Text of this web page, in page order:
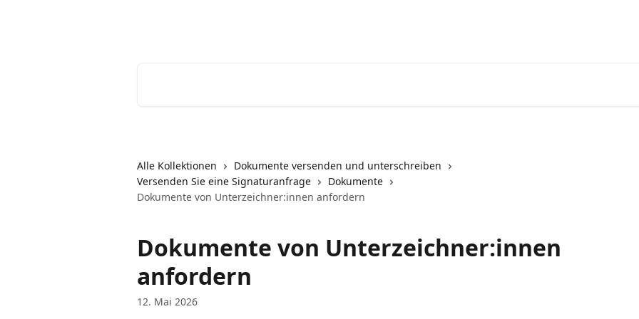
Alle Kollektionen
Dokumente versenden und unterschreiben
Versenden Sie eine Signaturanfrage
Dokumente
Dokumente von Unterzeichner:innen anfordern
Dokumente von Unterzeichner:innen
anfordern
12. Mai 2026